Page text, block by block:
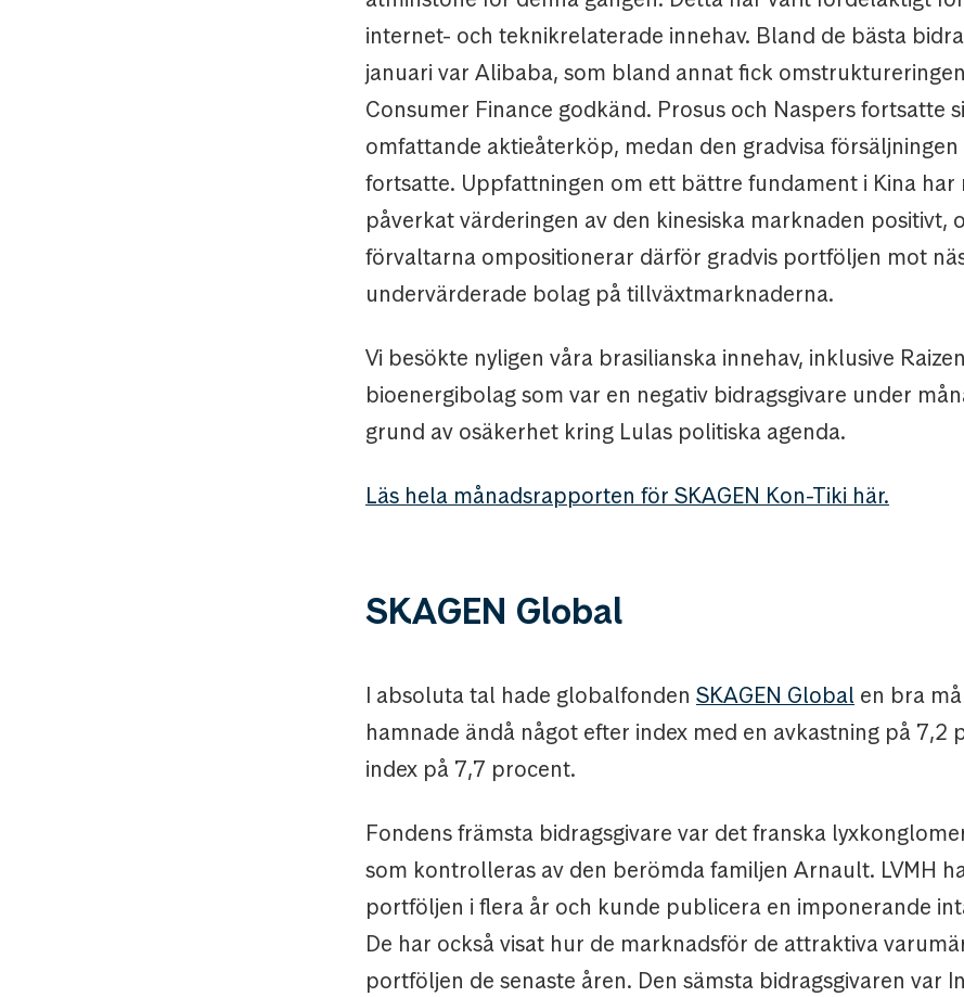
internet- och teknikrelaterade innehav. Bland de bästa
januari var Alibaba, som bland annat fick
Consumer Finance godkänd. Prosus och Naspers fortsatte
omfattande aktieåterköp, medan den gradvisa försäljningen
fortsatte. Uppfattningen om ett bättre fundament i Kina har
påverkat värderingen av den kinesiska marknaden positivt,
förvaltarna ompositionerar därför gradvis portföljen mot
undervärderade bolag på tillväxtmarknaderna.
Vi besökte nyligen våra brasilianska innehav, inklusive
bioenergibolag som var en negativ bidragsgivare under
grund av osäkerhet kring Lulas politiska agenda.
Läs hela månadsrapporten för SKAGEN Kon-Tiki här.
SKAGEN Global
I absoluta tal hade globalfonden SKAGEN Global en bra
hamnade ändå något efter index med en avkastning på 7,2
index på 7,7 procent.
Fondens främsta bidragsgivare var det franska
som kontrolleras av den berömda familjen Arnault. LVMH
portföljen i flera år och kunde publicera en imponerande
De har också visat hur de marknadsför de attraktiva
portföljen de senaste åren. Den sämsta bidragsgivaren var